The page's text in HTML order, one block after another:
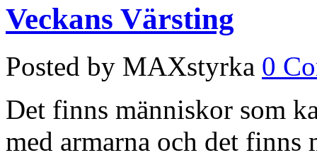
Veckans Värsting
Posted by MAXstyrka 0
Det finns människor som
med armarna och det finns